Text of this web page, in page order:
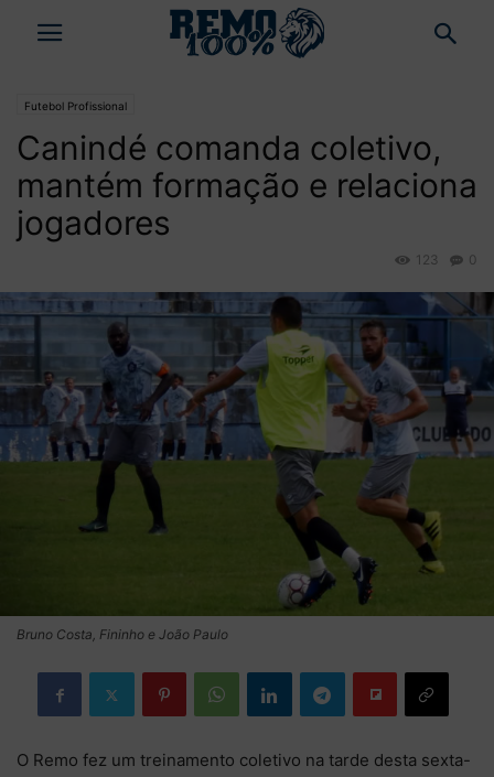
Futebol Profissional
Canindé comanda coletivo,
mantém formação e relaciona
jogadores
0
123
Bruno Costa, Fininho e João Paulo
O Remo fez um treinamento coletivo na tarde desta sexta-